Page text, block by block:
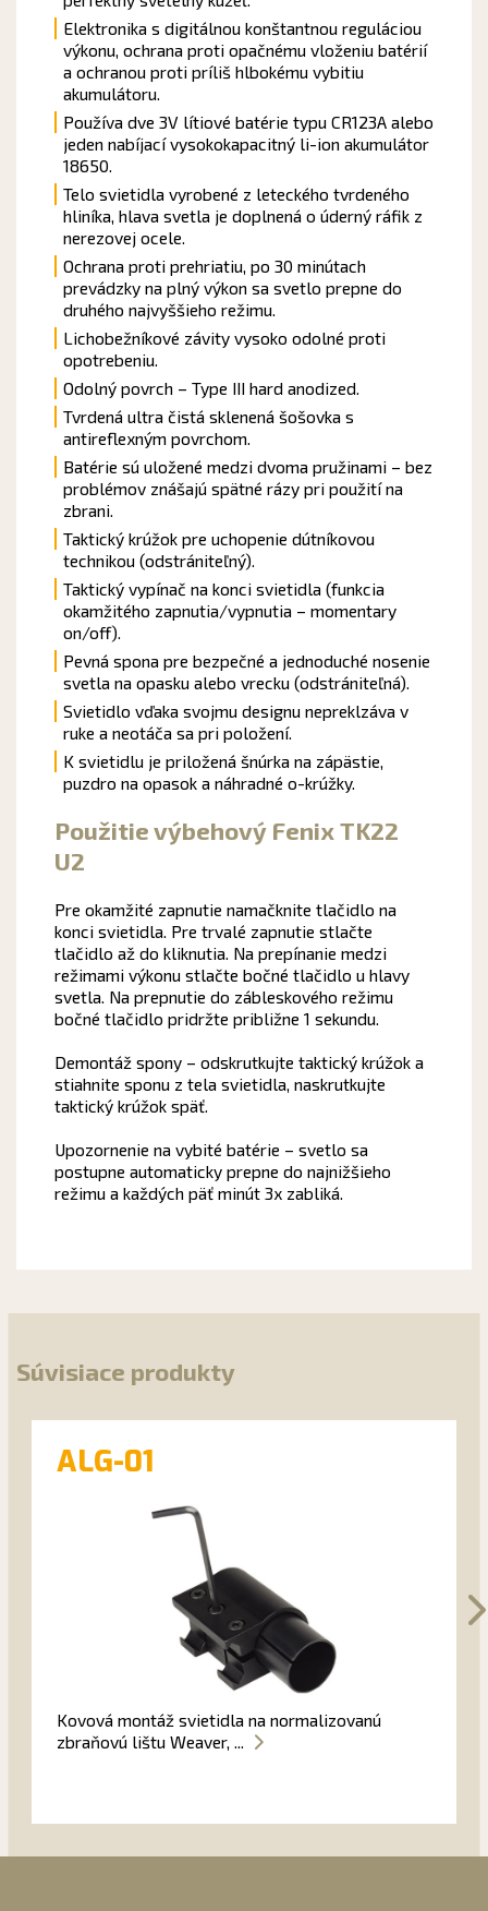
Elektronika s digitálnou konštantnou reguláciou
výkonu, ochrana proti opačnému vloženiu batérií
a ochranou proti príliš hlbokému vybitiu
akumulátoru.
Používa dve 3V lítiové batérie typu CR123A alebo
jeden nabíjací vysokokapacitný li-ion akumulátor
18650.
Telo svietidla vyrobené z leteckého tvrdeného
hliníka, hlava svetla je doplnená o úderný ráfik z
nerezovej ocele.
Ochrana proti prehriatiu, po 30 minútach
prevádzky na plný výkon sa svetlo prepne do
druhého najvyššieho režimu.
Lichobežníkové závity vysoko odolné proti
opotrebeniu.
Odolný povrch – Type III hard anodized.
Tvrdená ultra čistá sklenená šošovka s
antireflexným povrchom.
Batérie sú uložené medzi dvoma pružinami – bez
problémov znášajú spätné rázy pri použití na
zbrani.
Taktický krúžok pre uchopenie dútníkovou
technikou (odstrániteľný).
Taktický vypínač na konci svietidla (funkcia
okamžitého zapnutia/vypnutia – momentary
on/off).
Pevná spona pre bezpečné a jednoduché nosenie
svetla na opasku alebo vrecku (odstrániteľná).
Svietidlo vďaka svojmu designu nepreklzáva v
ruke a neotáča sa pri položení.
K svietidlu je priložená šnúrka na zápästie,
puzdro na opasok a náhradné o-krúžky.
Použitie výbehový Fenix TK22
U2
Pre okamžité zapnutie namačknite tlačidlo na
konci svietidla. Pre trvalé zapnutie stlačte
tlačidlo až do kliknutia. Na prepínanie medzi
režimami výkonu stlačte bočné tlačidlo u hlavy
svetla. Na prepnutie do zábleskového režimu
bočné tlačidlo pridržte približne 1 sekundu.
Demontáž spony – odskrutkujte taktický krúžok a
stiahnite sponu z tela svietidla, naskrutkujte
taktický krúžok späť.
Upozornenie na vybité batérie – svetlo sa
postupne automaticky prepne do najnižšieho
režimu a každých päť minút 3x zabliká.
Súvisiace produkty
ALG-01
Kovová montáž svietidla na normalizovanú
zbraňovú lištu Weaver, ...